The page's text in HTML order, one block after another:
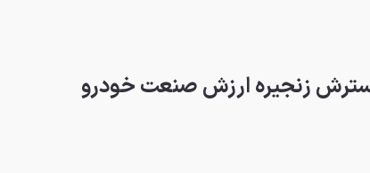
زنجیره ارزش صنعت خودرو